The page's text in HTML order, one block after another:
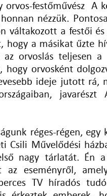
orvos-festőművész A
nézzük.
váltakozott a festői
hogy a másikat űzte
az orvoslás teljesen
orvosként
ideje jutott rá,
réges-régen,
Csili Művelődési
nagy tárlatát. Én a
az eseményről,
TV híradós